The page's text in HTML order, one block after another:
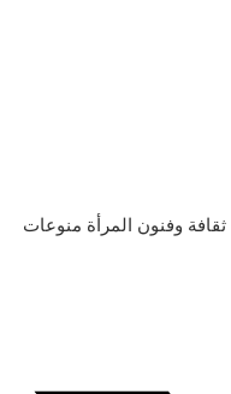
ثقافة وفنون المرأة منوعات